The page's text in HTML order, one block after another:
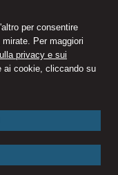
per consentire
Per maggiori
privacy e sui
ai cookie, cliccando su